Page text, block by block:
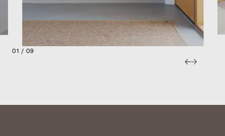
01 / 09